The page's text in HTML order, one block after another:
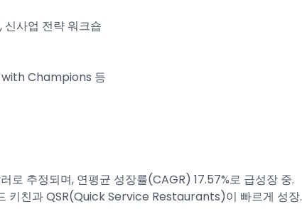
사업 전략 워크숍
Champions 등
로 추정되며, 연평균 성장률(CAGR) 17.57%로 급성장 중.
키친과 QSR(Quick Service Restaurants)이 빠르게 성장.